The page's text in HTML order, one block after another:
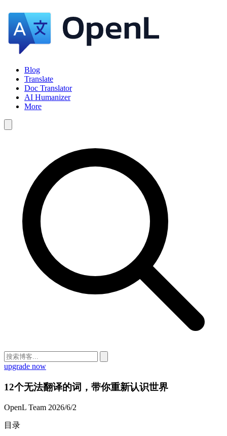
Blog
Translate
Doc Translator
AI Humanizer
More
upgrade now
12个无法翻译的词，带你重新认识世界
OpenL Team 2026/6/2
目录